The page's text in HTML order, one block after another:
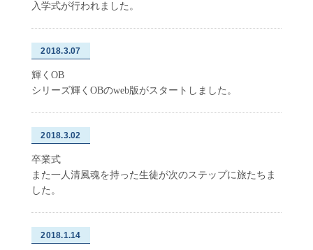
入学式が行われました。
2018.3.07
輝くOB
シリーズ輝くOBのweb版がスタートしました。
2018.3.02
卒業式
また一人清風魂を持った生徒が次のステップに旅たちま
した。
2018.1.14